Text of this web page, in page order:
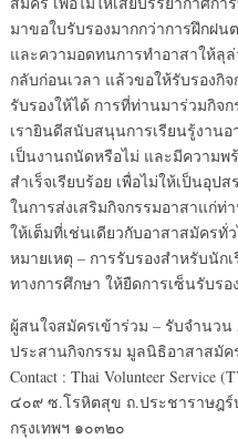
มาขอใบรับรองมากกว่าการฝึกฝน
และความอดทนการทำอาสาให้ลุ
กลับก่อนเวลา แล้วขอให้รับรองกิ
รับรองให้ได้ การที่ท่านมาร่วมกิจ
เรายินดีสนับสนุนการเรียนรู้งาน
เป็นงานถนัดหรือไม่ และมีความ
สำเร็จเรียบร้อย เพื่อไม่ให้เป็นอุ
ในการส่งเสริมกิจกรรมอาสาแก่ท่
ให้เต็มที่เช่นเดียวกับอาสาสมัครทั่
หมายเหตุ – การรับรองสำหรับนัก
ทางการศึกษา ให้ยืดการเซ็นรับร
ผู้สนใจสมัครเข้าร่วม – รับจำนวน
ประสานกิจกรรม มูลนิธิอาสาสมัค
Contact : Thai Volunteer Service
๔๐๙ ซ.โรหิตสุข ถ.ประชาราษฎร์
กรุงเทพฯ ๑๐๓๒๐